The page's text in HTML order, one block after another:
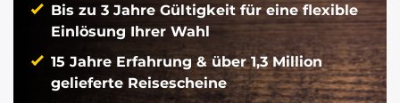
Bis zu 3 Jahre Gültigkeit für eine flexible
Einlösung Ihrer Wahl
15 Jahre Erfahrung & über 1,3 Million
gelieferte Reisescheine